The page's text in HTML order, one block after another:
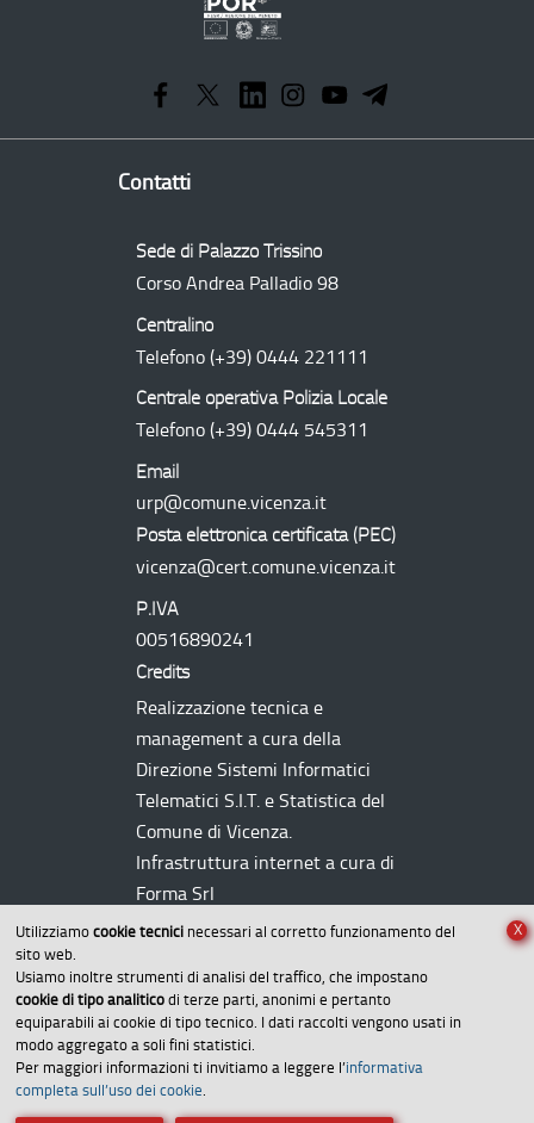
Utilizziamo cookie tecnici necessari al corretto funzionamento del
sito web.
Usiamo inoltre strumenti di analisi del traffico, che impostano
cookie di tipo analitico di terze parti, anonimi e pertanto
equiparabili ai cookie di tipo tecnico. I dati raccolti vengono usati in
modo aggregato a soli fini statistici.
Per maggiori informazioni ti invitiamo a leggere l’informativa
completa sull’uso dei cookie
X
Operativo
Regionale
Contatti
Sede di Palazzo Trissino
Corso Andrea Palladio 98
Centralino
Telefono (+39) 0444 221111
Centrale operativa Polizia Locale
Telefono (+39) 0444 545311
Email
urp@comune.vicenza.it
Posta elettronica certificata (PEC)
vicenza@cert.comune.vicenza.it
P.IVA
00516890241
Credits
Realizzazione tecnica e
management a cura della
Direzione Sistemi Informatici
Telematici S.I.T. e Statistica del
Comune di Vicenza.
Infrastruttura internet a cura di
Forma Srl
Amministrazione trasparente
Dichiarazione di accessibilità